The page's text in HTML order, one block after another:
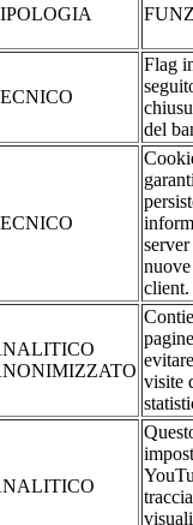
Flag
del
client.
visite